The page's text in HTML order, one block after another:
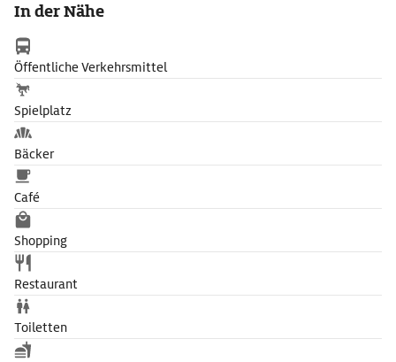
In der Nähe
Öffentliche Verkehrsmittel
Spielplatz
Bäcker
Café
Shopping
Restaurant
Toiletten